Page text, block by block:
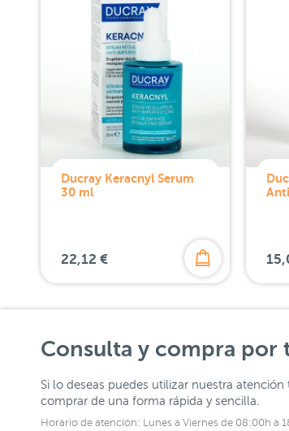
Ducray Keracnyl Serum
30 ml
22,12 €
Consulta y compra por
Si lo deseas puedes utilizar nuestra
comprar de una forma rápida y sencilla.
Horario de atención: Lunes a Viernes de 08:00h a